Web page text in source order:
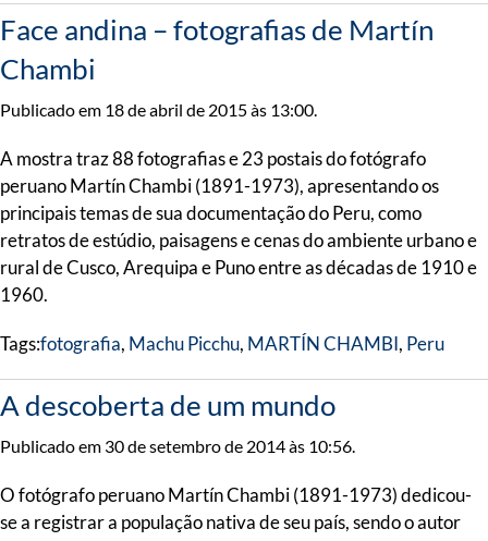
Face andina – fotografias de Martín
Chambi
Publicado em 18 de abril de 2015 às 13:00.
A mostra traz 88 fotografias e 23 postais do fotógrafo
peruano Martín Chambi (1891-1973), apresentando os
principais temas de sua documentação do Peru, como
retratos de estúdio, paisagens e cenas do ambiente urbano e
rural de Cusco, Arequipa e Puno entre as décadas de 1910 e
1960.
Tags:fotografia, Machu Picchu, MARTÍN CHAMBI, Peru
A descoberta de um mundo
Publicado em 30 de setembro de 2014 às 10:56.
O fotógrafo peruano Martín Chambi (1891-1973) dedicou-
se a registrar a população nativa de seu país, sendo o autor